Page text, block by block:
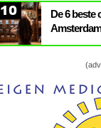
10
De 6 beste
Amsterdam